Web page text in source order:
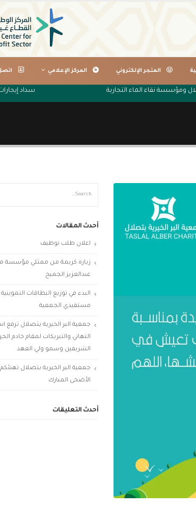
المتجر الإلكتروني المركز الإعلامي
سداد إيجارات لـ 12 أسرة ومؤسسة نقاء الماء التجارية
أحدث المقالات
اعلان طلب توظيف
زيارة كريمة من ممثلي مؤسسة
عبدالعزيز الجميح
البدء في توزيع البطاقات
مستفيدي الجمعية
جمعية البر الخيرية بتصلال ترفع
التهاني والتبريكات لمقام خادم
الشريفين وسمو ولي العهد
جمعية البر الخيرية بتصلال تهنئكم
الأضحى المبارك
أحدث التعليقات